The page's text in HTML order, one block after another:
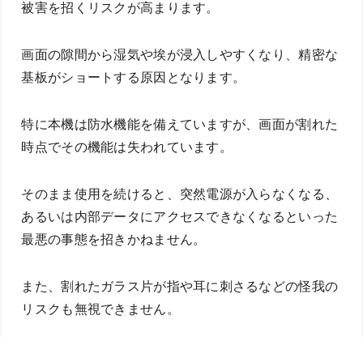
被害を招くリスクが高まります。
画面の隙間から湿気や埃が浸入しやすくなり、精密な
基板がショートする原因となります。
特に本機は防水機能を備えていますが、画面が割れた
時点でその機能は失われています。
そのまま使用を続けると、突然電源が入らなくなる、
あるいは内部データにアクセスできなくなるといった
最悪の事態を招きかねません。
また、割れたガラス片が指や耳に刺さるなどの怪我の
リスクも無視できません。